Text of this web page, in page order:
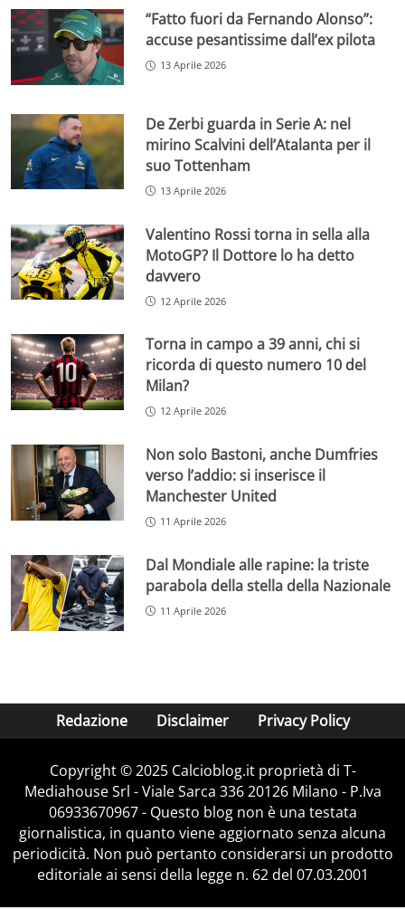
“Fatto fuori da Fernando Alonso”:
accuse pesantissime dall’ex pilota
13 Aprile 2026
De Zerbi guarda in Serie A: nel
mirino Scalvini dell’Atalanta per il
suo Tottenham
13 Aprile 2026
Valentino Rossi torna in sella alla
MotoGP? Il Dottore lo ha detto
davvero
12 Aprile 2026
Torna in campo a 39 anni, chi si
ricorda di questo numero 10 del
Milan?
12 Aprile 2026
Non solo Bastoni, anche Dumfries
verso l’addio: si inserisce il
Manchester United
11 Aprile 2026
Dal Mondiale alle rapine: la triste
parabola della stella della Nazionale
11 Aprile 2026
Redazione Disclaimer Privacy Policy
Copyright © 2025 Calcioblog.it proprietà di T-
Mediahouse Srl - Viale Sarca 336 20126 Milano - P.Iva
06933670967 - Questo blog non è una testata
giornalistica, in quanto viene aggiornato senza alcuna
periodicità. Non può pertanto considerarsi un prodotto
editoriale ai sensi della legge n. 62 del 07.03.2001